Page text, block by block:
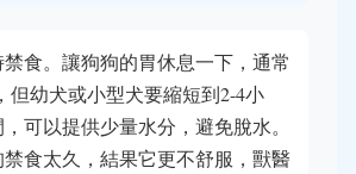
食。讓狗狗的胃休息一下，通常
但幼犬或小型犬要縮短到2-4小
可以提供少量水分，避免脫水。
食太久，結果它更不舒服，獸醫